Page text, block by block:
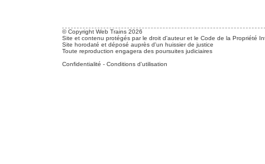
© Copyright Web Trains 2026
Site et contenu protégés par le droit d'auteur et le Code de la Propriété
Site horodaté et déposé auprès d'un huissier de justice
Toute reproduction engagera des poursuites judiciaires
Confidentialité - Conditions d'utilisation